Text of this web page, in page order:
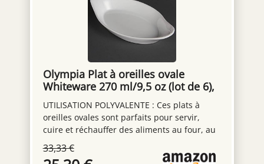
Olympia Plat à oreilles ovale
Whiteware 270 ml/9,5 oz (lot de 6),
Porcelaine blanche, Taille :
244(L)x202(P) mm, Plat de service
ovale, Plats d'accompagnement
latéraux, Four, Micro ondes, W427
UTILISATION POLYVALENTE : Ces plats à
oreilles ovales sont parfaits pour servir,
cuire et réchauffer des aliments au four, au
RÉSISTANT : Les bords roulés renforcés
33,33 €